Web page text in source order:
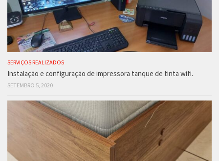
SERVIÇOS REALIZADOS
Instalação e configuração de impressora tanque de tinta wifi.
SETEMBRO 5, 2020